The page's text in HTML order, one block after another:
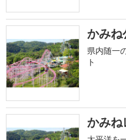
かみね
県内随一
ト
かみね